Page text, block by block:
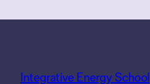
Integrative Energy School